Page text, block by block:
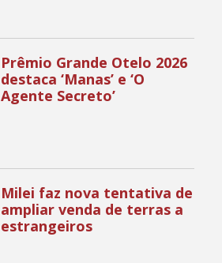
Prêmio Grande Otelo 2026
destaca ‘Manas’ e ‘O
Agente Secreto’
Milei faz nova tentativa de
ampliar venda de terras a
estrangeiros